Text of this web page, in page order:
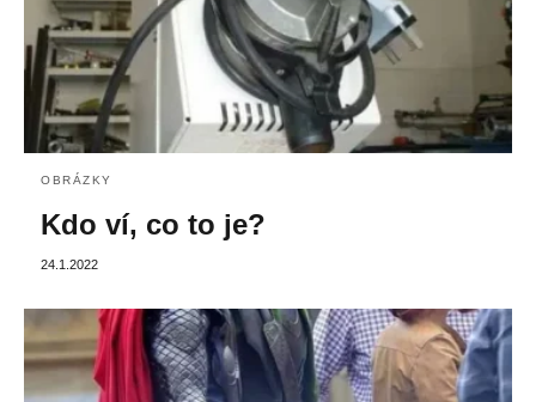
OBRÁZKY
Kdo ví, co to je?
24.1.2022